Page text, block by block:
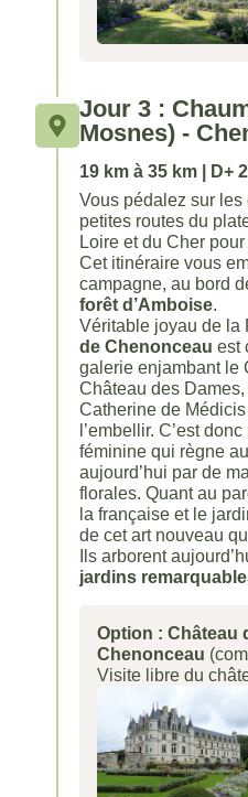
Jour 3 :
Mosnes) -
19 km à 35 km | D+
Vous pédalez sur
petites routes du
Loire et du Cher
Cet itinéraire vous
campagne, au bord
forêt d’Amboise.
Véritable joyau de la
de Chenonceau est
galerie enjambant le
Château des
Catherine de
l’embellir. C’est
féminine qui règne
aujourd’hui par de
florales. Quant au
la française et le
de cet art nouveau
Ils arborent
jardins
Option : Château
Chenonceau
Visite libre du